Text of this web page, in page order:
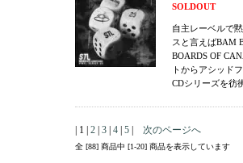
SOLDOUT
自主レーベルで
スと言えばBAM
BOARDS OF
トからアシッド
CDシリーズを彷
| 1 | 2 3 4 5 次のページへ
全 [88] 商品中 [1-20] 商品を表示しています